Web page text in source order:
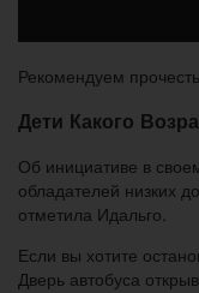
Рекомендуем
Дети Какого
Об инициативе в
обладателей низких
отметила Идальго.
Если вы хотите
Дверь автобуса